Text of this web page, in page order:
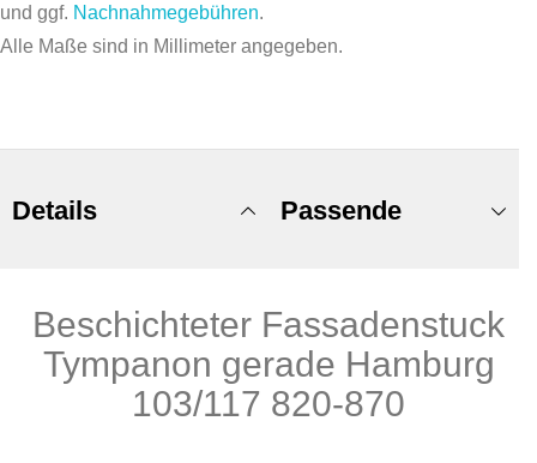
und ggf. Nachnahmegebühren.
Alle Maße sind in Millimeter angegeben.
Details
Beschichteter Fassadenstuck
Tympanon gerade Hamburg
103/117 820-870
Passende
Produkte